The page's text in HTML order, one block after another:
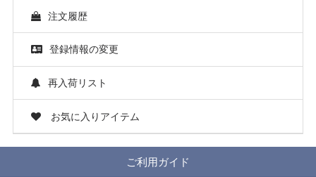
注文履歴
登録情報の変更
再入荷リスト
お気に入りアイテム
ご利用ガイド